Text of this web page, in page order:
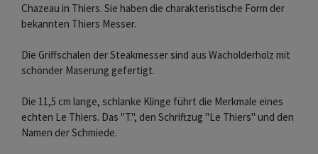
Chazeau in Thiers. Sie haben die charakteristische Form der
bekannten Thiers Messer.
Die Griffschalen der Steakmesser sind aus Wacholderholz mit
schönder Maserung gefertigt.
Die 11,5 cm lange, schlanke Klinge führt die Merkmale eines
echten Le Thiers. Das "T.", den Schriftzug "Le Thiers" und den
Namen der Schmiede.